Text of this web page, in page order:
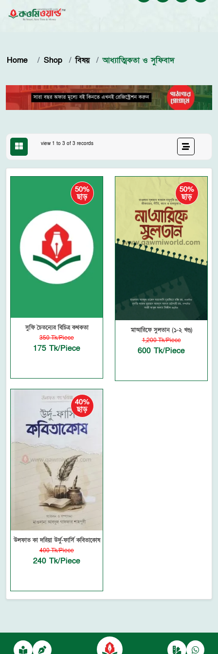
Home Shop বিষয় আধ্যাত্মিকতা ও সুফিবাদ
view 1 to 3 of 3 records
50%
ছাড়
সুফি চৈতন্যের বিচিত্র কথকতা
350 Tk/Piece
175 Tk/Piece
50%
ছাড়
মাআরিফে সুলতান (১-২ খণ্ড)
1,200 Tk/Piece
600 Tk/Piece
40%
ছাড়
উলফাত কা দরিয়া উর্দু-ফার্সি কবিতাকোষ
400 Tk/Piece
240 Tk/Piece